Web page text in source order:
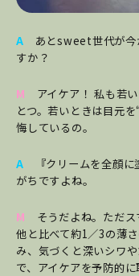
A あとsweet世代が今
すか？
M アイケア！ 私も若
とつ。若いときは目元
悔しているの。
A
『クリームを全顔
がちですよね。
M そうだよね。ただス
他と比べて約1／3の薄
み、気づくと深いシワ
で、アイケアを予防的